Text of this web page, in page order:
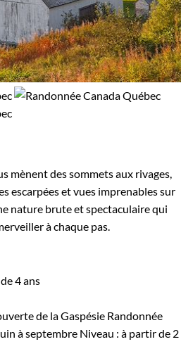
mènent des sommets aux rivages,
escarpées et vues imprenables sur
nature brute et spectaculaire qui
à chaque pas.
4 ans
de la Gaspésie Randonnée
à septembre Niveau : à partir de 2